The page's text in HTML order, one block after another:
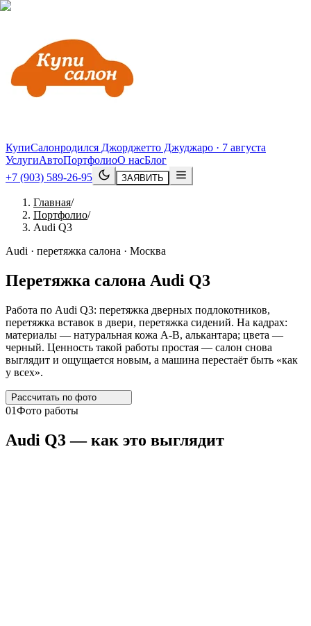
КупиСалонродился Джорджетто Джуджаро · 7 августа
УслугиАвтоПортфолиоО насБлог
+7 (903) 589-26-95
ЗАЯВИТЬ
Главная/
Портфолио/
Audi Q3
Audi · перетяжка салона · Москва
Перетяжка салона Audi Q3
Работа по Audi Q3: перетяжка дверных подлокотников,
перетяжка вставок в двери, перетяжка сидений. На кадрах:
материалы — натуральная кожа A-B, алькантара; цвета —
черный. Ценность такой работы простая — салон снова
выглядит и ощущается новым, а машина перестаёт быть «как
у всех».
Рассчитать по фото
01Фото работы
Audi Q3— как это выглядит